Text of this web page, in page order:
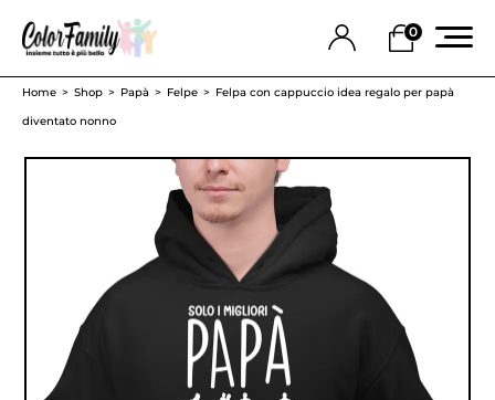
0
Home Shop Papà Felpe
Felpa con cappuccio idea regalo per papà
diventato nonno